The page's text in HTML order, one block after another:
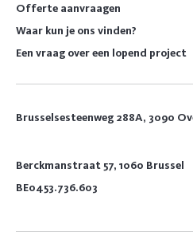
Offerte aanvraagen
Waar kun je ons vinden?
Een vraag over een lopend project
Brusselsesteenweg 288A, 3090
Berckmanstraat 57, 1060 Brussel
BE0453.736.603